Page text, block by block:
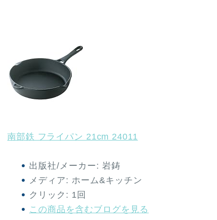
南部鉄 フライパン 21cm 24011
出版社/メーカー: 岩鋳
メディア: ホーム&キッチン
クリック : 1回
この商品を含むブログを見る